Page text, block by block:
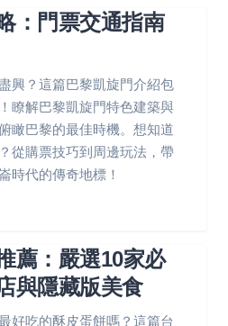
：門票交通指南
興？這篇巴黎凱旋門介紹包
瞭解巴黎凱旋門特色建築與
瞰巴黎的最佳時機。想知道
從購票技巧到周邊玩法，帶
時代的傳奇地標！
薦：嚴選10家必
與隱藏版美食
好吃的酥皮蛋餅嗎？這篇台